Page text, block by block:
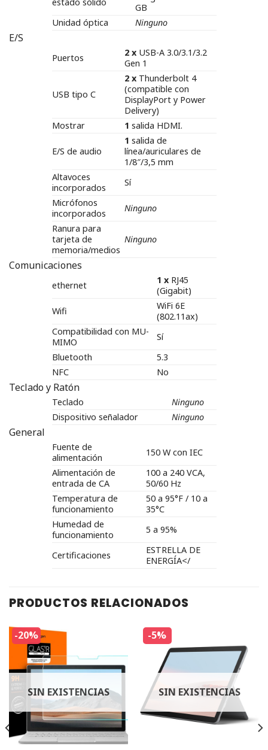
GB
Unidad óptica
Ninguno
E/S
Puertos 2 x USB-A 3.0/3.1/3.2
Gen 1
USB tipo C
2 x Thunderbolt 4
(compatible con
DisplayPort y Power
Delivery)
Mostrar
1 salida HDMI.
E/S de audio
1 salida de
línea/auriculares de
1/8″/3,5 mm
Altavoces
incorporados
Sí
Micrófonos
incorporados
Ninguno
Ranura para
tarjeta de
memoria/medios
Ninguno
Comunicaciones
ethernet 1 x RJ45
(Gigabit)
Wifi
WiFi 6E
(802.11ax)
Compatibilidad con MU-
MIMO
Sí
Bluetooth
5.3
NFC
No
Teclado y Ratón
Teclado
Ninguno
Dispositivo señalador
Ninguno
General
Fuente de
alimentación
150 W con IEC
Alimentación de
entrada de CA
100 a 240 VCA,
50/60 Hz
Temperatura de
funcionamiento
50 a 95°F / 10 a
35°C
Humedad de
funcionamiento
5 a 95%
Certificaciones
ESTRELLA DE
ENERGÍA</
PRODUCTOS RELACIONADOS
-20%
SIN EXISTENCIAS
-5%
SIN EXISTENCIAS